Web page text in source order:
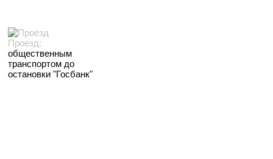
Проезд:
общественным
транспортом до
остановки "Госбанк"